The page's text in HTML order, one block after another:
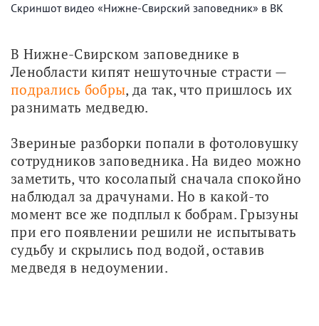
Скриншот видео «Нижне-Свирский заповедник» в ВК
В Нижне-Свирском заповеднике в
подрались бобры, да так, что пришлось их
разнимать медведю.
Звериные разборки попали в фотоловушку
сотрудников заповедника. На видео можно
заметить, что косолапый сначала спокойно
наблюдал за драчунами. Но в какой-то
момент все же подплыл к бобрам. Грызуны
при его появлении решили не испытывать
судьбу и скрылись под водой, оставив
медведя в недоумении.